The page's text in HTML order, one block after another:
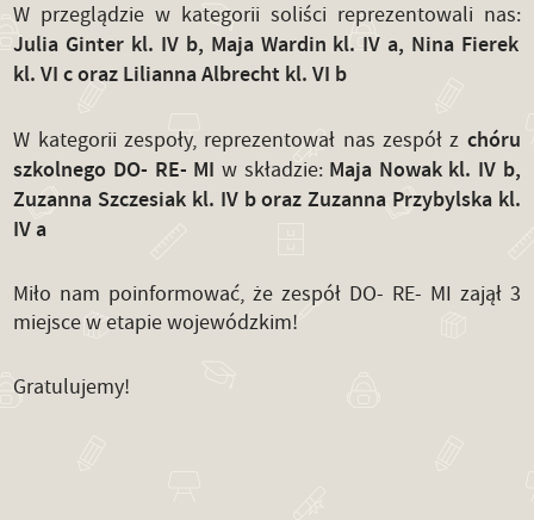
W przeglądzie w kategorii soliści reprezentowali nas:
Julia Ginter kl. IV b, Maja Wardin kl. IV a, Nina Fierek
kl. VI c oraz Lilianna Albrecht kl. VI b
W kategorii zespoły, reprezentował nas zespół z chóru
szkolnego DO- RE- MI w składzie: Maja Nowak kl. IV b,
Zuzanna Szczesiak kl. IV b oraz Zuzanna Przybylska kl.
IV a
Miło nam poinformować, że zespół DO- RE- MI zajął 3
miejsce w etapie wojewódzkim!
Gratulujemy!